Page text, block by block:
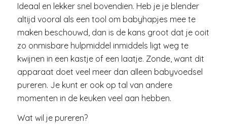
Ideaal en lekker snel bovendien. Heb je je blender
altijd vooral als een tool om babyhapjes mee te
maken beschouwd, dan is de kans groot dat je ooit
zo onmisbare hulpmiddel inmiddels ligt weg te
kwijnen in een kastje of een laatje. Zonde, want dit
apparaat doet veel meer dan alleen babyvoedsel
pureren. Je kunt er ook op tal van andere
momenten in de keuken veel aan hebben.
Wat wil je pureren?